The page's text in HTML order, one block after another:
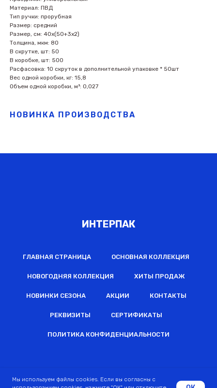
Материал: ПВД
Тип ручки: прорубная
Размер: средний
Размер, см: 40х(50+3х2)
Толщина, мкм: 80
В скрутке, шт: 50
В коробке, шт: 500
Расфасовка: 10 скруток в дополнительной упаковке * 50шт
Вес одной коробки, кг: 15,8
Объем одной коробки, м³: 0,027
НОВИНКА ПРОИЗВОДСТВА
ИНТЕРПАК
ГЛАВНАЯ СТРАНИЦА ОСНОВНАЯ КОЛЛЕКЦИЯ
НОВОГОДНЯЯ КОЛЛЕКЦИЯ ХИТЫ ПРОДАЖ
НОВИНКИ СЕЗОНА АКЦИИ КОНТАКТЫ
РЕКВИЗИТЫ СЕРТИФИКАТЫ
ПОЛИТИКА КОНФИДЕНЦИАЛЬНОСТИ
Мы используем файлы cookies. Если вы согласны с